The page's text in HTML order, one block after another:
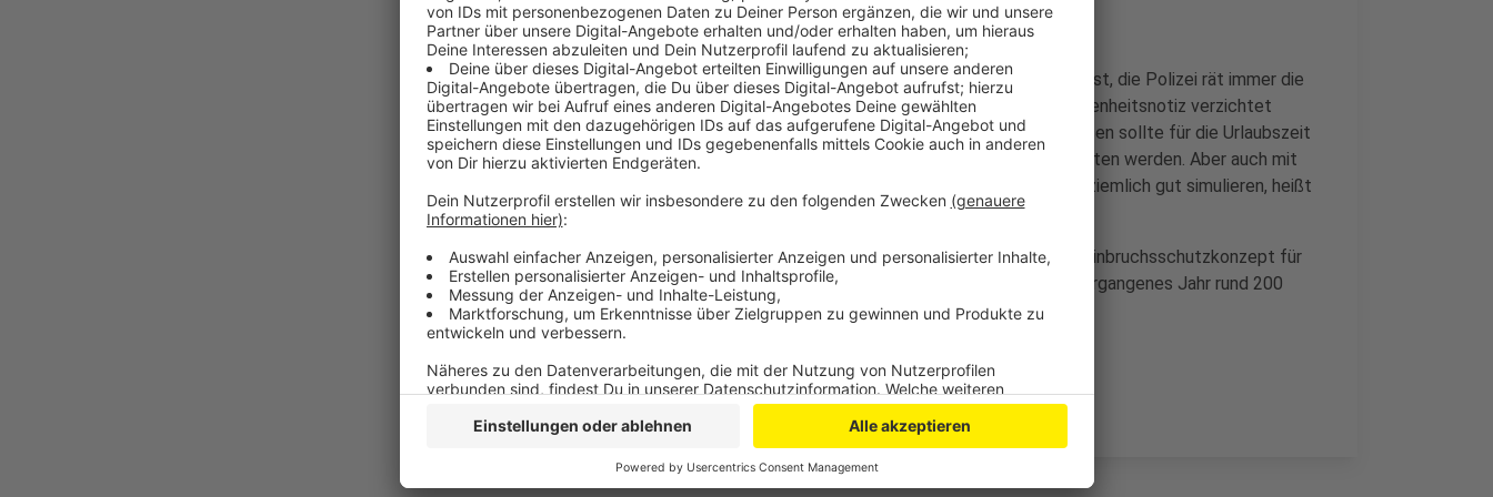
Egal ob man nur kurz zum Bäcker geht oder länger aus dem Haus ist, die Polizei rät immer die
Fenster und Türen zu schließen. Außerdem sollte auf eine Abwesenheitsnotiz verzichtet
werden, denn das kann für Einbrecher einladend wirken. Stattdessen sollte für die Urlaubszeit
zum Beispiel die Zeitung abbestellt oder Nachbarn um Hilfe gebeten werden. Aber auch mit
Smart-Home-Systemen lässt sich die Anwesenheit mittlerweile ziemlich gut simulieren, heißt
es von der Polizei.
Die hilft darüber hinaus mit örtlichen Beratungsstellen konkrete Einbruchsschutzkonzept für
das eigene Zuhause zu finden. Im Oberbergischen Kreis gab es vergangenes Jahr rund 200
Einbrüche, im Rheinisch-Bergischen über 330.